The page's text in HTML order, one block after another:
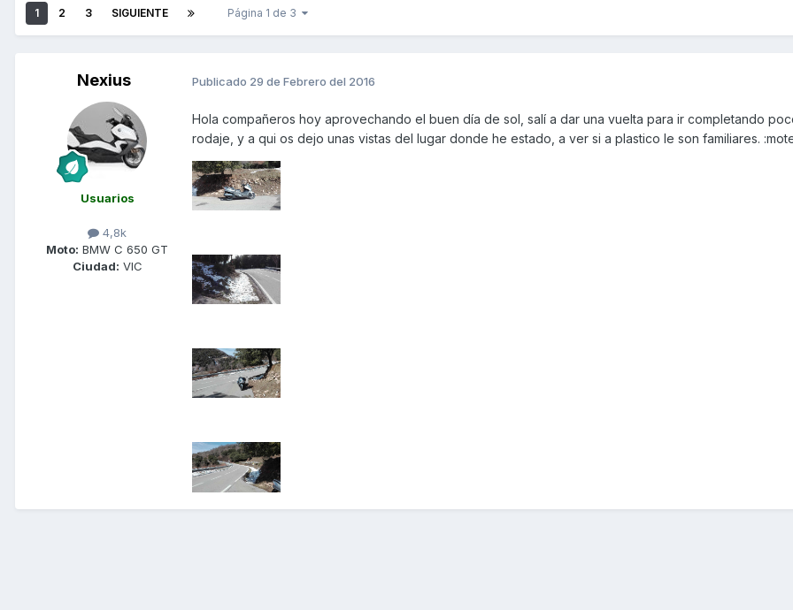
1 2 3 SIGUIENTE Página 1 de 3
Nexius
Usuarios
4,8k
Moto: BMW C 650 GT
Ciudad: VIC
Publicado 29 de Febrero del 2016
Hola compañeros hoy aprovechando el buen día de sol, salí a dar una vuelta para ir completando
rodaje, y a qui os dejo unas vistas del lugar donde he estado, a ver si a plastico le son familiares.